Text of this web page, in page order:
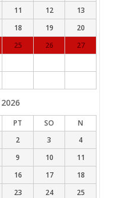
11 12
13
18 19
20
25 26
27
2026
PT SO
N
2 3
4
9 10
11
16 17
18
23 24
25